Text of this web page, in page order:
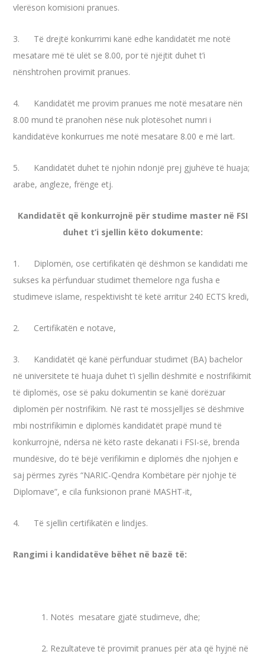
vlerëson komisioni pranues.
3. Të drejtë konkurrimi kanë edhe kandidatët me notë
mesatare më të ulët se 8.00, por të njëjtit duhet t’i
nënshtrohen provimit pranues.
4. Kandidatët me provim pranues me notë mesatare nën
8.00 mund të pranohen nëse nuk plotësohet numri i
kandidatëve konkurrues me notë mesatare 8.00 e më lart.
5. Kandidatët duhet të njohin ndonjë prej gjuhëve të huaja;
arabe, angleze, frënge etj.
Kandidatët që konkurrojnë për studime master në FSI
duhet t’i sjellin këto dokumente:
1. Diplomën, ose certifikatën që dëshmon se kandidati me
sukses ka përfunduar studimet themelore nga fusha e
studimeve islame, respektivisht të ketë arritur 240 ECTS kredi,
2. Certifikatën e notave,
3. Kandidatët që kanë përfunduar studimet (BA) bachelor
në universitete të huaja duhet t’i sjellin dëshmitë e nostrifikimit
të diplomës, ose së paku dokumentin se kanë dorëzuar
diplomën për nostrifikim. Në rast të mossjelljes së dëshmive
mbi nostrifikimin e diplomës kandidatët prapë mund të
konkurrojnë, ndërsa në këto raste dekanati i FSI-së, brenda
mundësive, do të bëjë verifikimin e diplomës dhe njohjen e
saj përmes zyrës “NARIC-Qendra Kombëtare për njohje të
Diplomave”, e cila funksionon pranë MASHT-it,
4. Të sjellin certifikatën e lindjes.
Rangimi i kandidatëve bëhet në bazë të:
1. Notës mesatare gjatë studimeve, dhe;
2. Rezultateve të provimit pranues për ata që hyjnë në